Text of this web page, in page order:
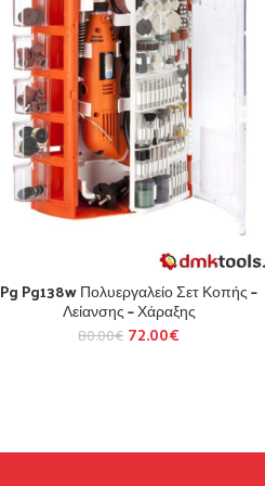
Pg Pg138w Πολυεργαλείο Σετ Κοπής –
Λείανσης – Χάραξης
80.00€ 72.00€